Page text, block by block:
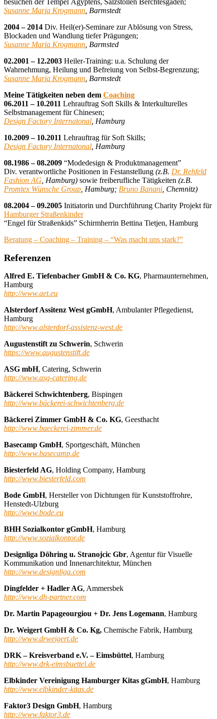
besuchen der Tempel Ägyptens, Salzstollen Berchtesgaden;
Susanne Maria Krogmann, Barmstedt
2004 – 2014 Div. Heil(er)-Seminare zur Ablösung von Stress,
Blockaden und Wandlung tiefer Prägungen;
Susanne Maria Krogmann, Barmsted
02.2001 – 12.2003 Heiler-Training: u.a. Schulung der
Wahrnehmung, Heilung und Befreiung von Selbst-Begrenzung;
Susanne Maria Krogmann, Barmstedt
Meine Tätigkeiten neben dem Coaching
06.2011 – 10.2011 Lehrauftrag Soft Skills & Interkulturelles
Selbstmanagement für Chinesen;
Design Factory Internatonal, Hamburg
10.2009 – 10.2011 Lehrauftrag für Soft Skills;
Design Factory Internatonal, Hamburg
08.1986 – 08.2009 “Modedesign & Produktmanagement”
Div. verantwortliche Positionen in Festanstellung (z.B. Dr. Rehfeld
Fashion AG, Hamburg) sowie freiberufliche Tätigkeiten (z.B.
Promtex Wünsche Group, Hamburg; Bruno Banani, Chemnitz)
08.2004 – 09.2005 Initiatorin und Durchführung Charity Projekt für
Hamburger Straßenkinder
“Engel für Straßenkids” Schirmherrin Bettina Tietjen, Hamburg
Beratung – Coaching – Training – “Was macht uns stark?”
Referenzen
Alfred E. Tiefenbacher GmbH & Co. KG, Pharmaunternehmen,
Hamburg
http://www.aet.eu
Alsterdorf Assitenz West gGmbH, Ambulanter Pflegedienst,
Hamburg
http://www.alsterdorf-assistenz-west.de
Augustenstift zu Schwerin, Schwerin
https://www.augustenstift.de
ASG mbH, Catering, Schwerin
http://www.asg-catering.de
Bäckerei Schwichtenberg, Bispingen
http://www.bäckerei-schwichtenberg.de
Bäckerei Zimmer GmbH & Co. KG, Geesthacht
http://www.baeckerei-zimmer.de
Basecamp GmbH, Sportgeschäft, München
http://www.basecamp.de
Biesterfeld AG, Holding Company, Hamburg
http://www.biesterfeld.com
Bode GmbH, Hersteller von Dichtungen für Kunststoffrohre,
Henstedt-Ulzburg
http://www.bode.eu
BHH Sozialkontor gGmbH, Hamburg
http://www.sozialkontor.de
Designliga Döhring u. Stranojcic Gbr, Agentur für Visuelle
Kommunikation und Innenarchitektur, München
http://www.designliga.com
Dingfelder + Hadler AG, Ammersbek
http://www.dh-partner.com
Dr. Martin Papageourgiou + Dr. Jens Logemann, Hamburg
Dr. Weigert GmbH & Co. Kg, Chemische Fabrik, Hamburg
http://www.drweigert.de
DRK – Kreisverband e.V. – Eimsbüttel, Hamburg
http://www.drk-eimsbuettel.de
Elbkinder Vereinigung Hamburger Kitas gGmbH, Hamburg
http://www.elbkinder-kitas.de
Faktor3 Design GmbH, Hamburg
http://www.faktor3.de